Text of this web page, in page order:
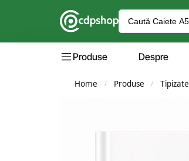
Produse Despre
Home / Produse / Tipizate